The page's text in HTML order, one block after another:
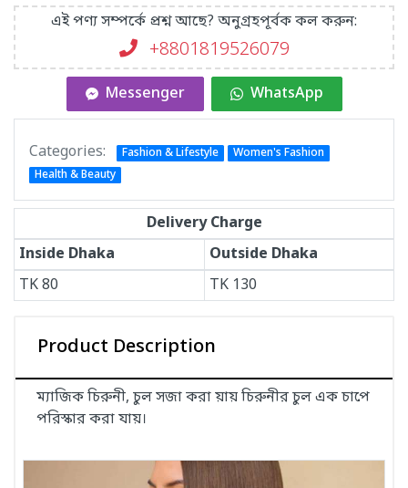
এই পণ্য সম্পর্কে প্রশ্ন আছে? অনুগ্রহপূর্বক কল করুন:
+8801819526079
Messenger WhatsApp
Categories: Fashion & Lifestyle
Women's Fashion
Health & Beauty
Delivery Charge
Inside Dhaka
Outside Dhaka
TK80 TK 130
Product Description
ম্যাজিক চিরুনী, চুল সজা করা য়ায় চিরুনীর চুল এক চাপে
পরিস্কার করা যায়।